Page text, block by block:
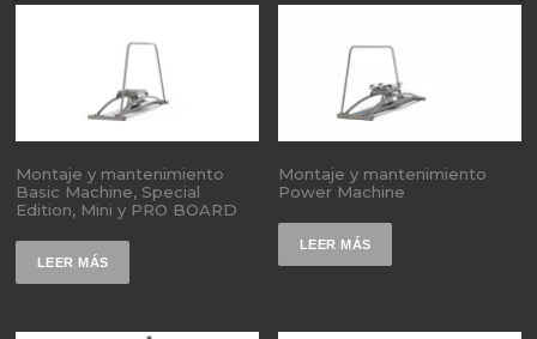
Montaje y mantenimiento
Basic Machine, Special
Edition, Mini y PRO BOARD
LEER MÁS
Montaje y mantenimiento
Power Machine
LEER MÁS